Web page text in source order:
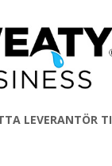
Sweaty
Business
LEVERANTÖR